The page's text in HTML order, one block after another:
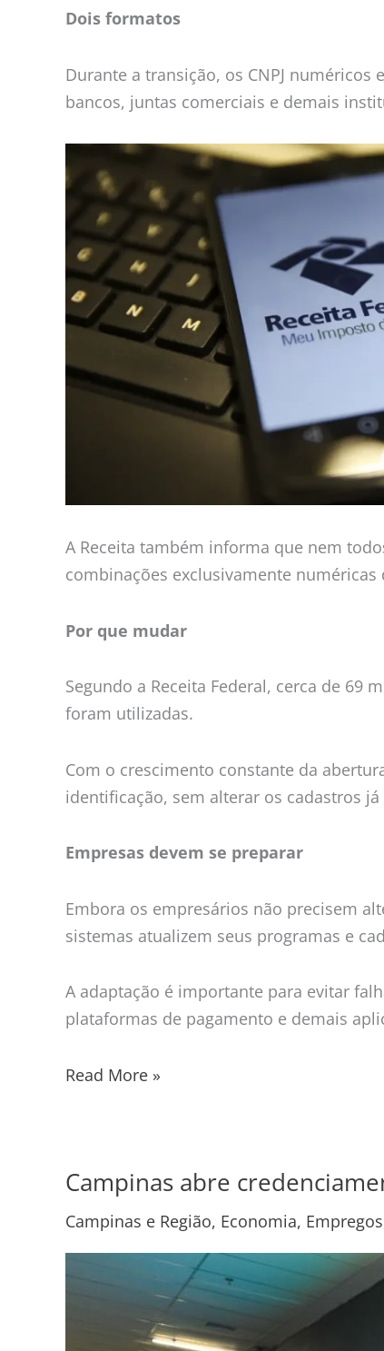
Dois formatos
Durante a transição, os CNPJ
bancos, juntas comerciais e demais
A Receita também informa que nem
combinações exclusivamente
Por que mudar
Segundo a Receita Federal, cerca de
foram utilizadas.
Com o crescimento constante da
identificação, sem alterar os cadastros
Empresas devem se preparar
Embora os empresários não precisem
sistemas atualizem seus programas e
A adaptação é importante para evitar
plataformas de pagamento e demais
Read More »
Campinas abre
Campinas e Região, Economia, Empregos
Campinas
credenciamento
empresas